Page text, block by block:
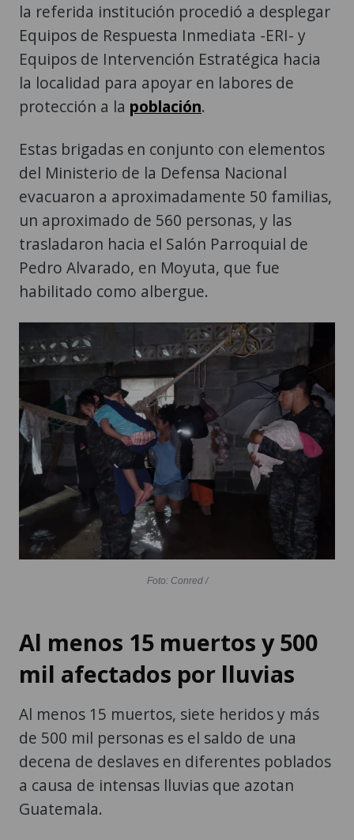
la referida institución procedió a desplegar
Equipos de Respuesta Inmediata -ERI- y
Equipos de Intervención Estratégica hacia
la localidad para apoyar en labores de
protección a la población.
Estas brigadas en conjunto con elementos
del Ministerio de la Defensa Nacional
evacuaron a aproximadamente 50 familias,
un aproximado de 560 personas, y las
trasladaron hacia el Salón Parroquial de
Pedro Alvarado, en Moyuta, que fue
habilitado como albergue.
Foto: Conred /
Al menos 15 muertos y 500
mil afectados por lluvias
Al menos 15 muertos, siete heridos y más
de 500 mil personas es el saldo de una
decena de deslaves en diferentes poblados
a causa de intensas lluvias que azotan
Guatemala.